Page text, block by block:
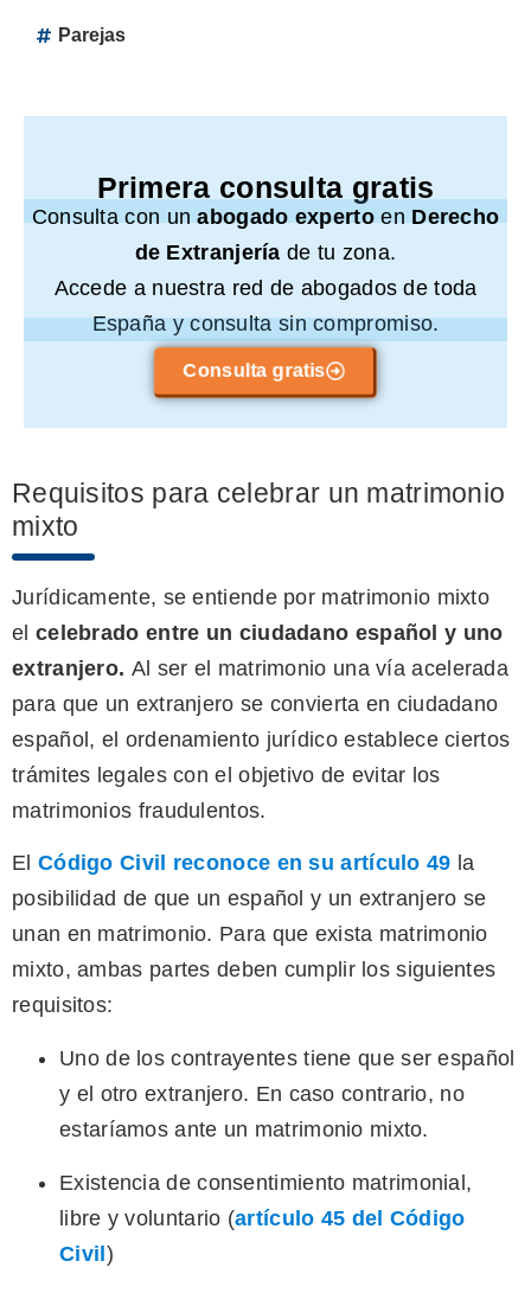
Parejas
Primera consulta gratis
Consulta con unabogado expertoen Derecho
de Extranjeríade tu zona.
Accede a nuestra red de abogados de toda
España y consulta sin compromiso.
Consulta gratis
Requisitos para celebrar un matrimonio
mixto
Jurídicamente, se entiende por matrimonio mixto
el celebrado entre un ciudadano español y uno
extranjero. Al ser el matrimonio una vía acelerada
para que un extranjero se convierta en ciudadano
español, el ordenamiento jurídico establece ciertos
trámites legales con el objetivo de evitar los
matrimonios fraudulentos.
El Código Civil reconoce en su artículo 49 la
posibilidad de que un español y un extranjero se
unan en matrimonio. Para que exista matrimonio
mixto, ambas partes deben cumplir los siguientes
requisitos:
Uno de los contrayentes tiene que ser español
y el otro extranjero. En caso contrario, no
estaríamos ante un matrimonio mixto.
Existencia de consentimiento matrimonial,
libre y voluntario (artículo 45 del Código
Civil)